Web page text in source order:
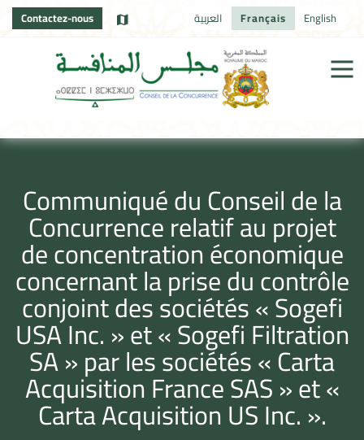
Contactez-nous العربية Français English
Communiqué du Conseil de la
Concurrence relatif au projet
de concentration économique
concernant la prise du contrôle
conjoint des sociétés « Sogefi
USA Inc. » et « Sogefi Filtration
SA » par les sociétés « Carta
Acquisition France SAS » et «
Carta Acquisition US Inc. ».